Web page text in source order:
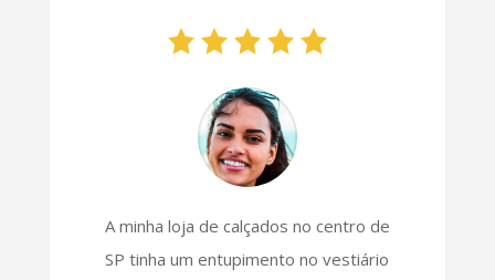
A minha loja de calçados no centro de
SP tinha um entupimento no vestiário